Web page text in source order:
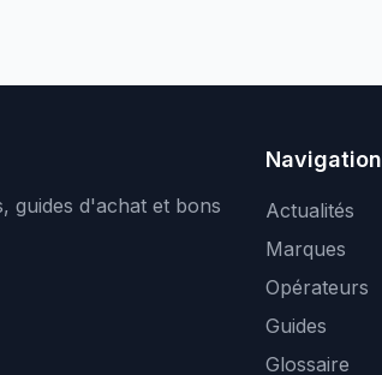
guides d'achat et bons
Navigation
Actualités
Marques
Opérateurs
Guides
Glossaire